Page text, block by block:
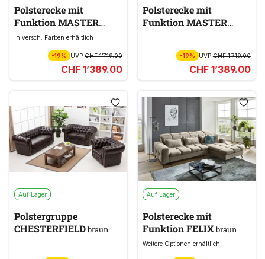
Polsterecke mit
Funktion MASTER
schwarz
In versch. Farben erhältlich
-19% UVP CHF 1’719.00
CHF 1’389.00
Polsterecke mit
Funktion MASTER
-19% UVPCHF 1’719.00
CHF 1’389.00
Auf Lager
Polstergruppe
CHESTERFIELDbraun
Auf Lager
Polsterecke mit
Funktion FELIXbraun
Weitere Optionen erhältlich